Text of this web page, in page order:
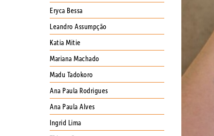
Eryca Bessa
Leandro Assumpção
Katia Mitie
Mariana Machado
Madu Tadokoro
Ana Paula Rodrigues
Ana Paula Alves
Ingrid Lima